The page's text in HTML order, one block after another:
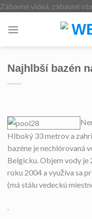
Zábavné videá, zábavné
Najhlbší bazén
Hlboký 33 metrov a
bazéne je nechlórovaná
Belgicku. Objem vody
roku 2004 a využíva sa
(má stálu vedeckú
.